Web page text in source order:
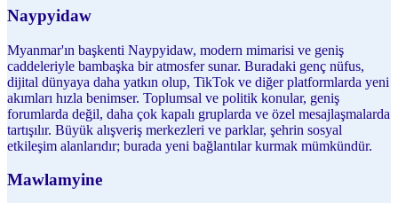
Naypyidaw
Myanmar'ın başkenti Naypyidaw, modern mimarisi ve geniş
caddeleriyle bambaşka bir atmosfer sunar. Buradaki genç nüfus,
dijital dünyaya daha yatkın olup, TikTok ve diğer platformlarda yeni
akımları hızla benimser. Toplumsal ve politik konular, geniş
forumlarda değil, daha çok kapalı gruplarda ve özel mesajlaşmalarda
tartışılır. Büyük alışveriş merkezleri ve parklar, şehrin sosyal
etkileşim alanlarıdır; burada yeni bağlantılar kurmak mümkündür.
Mawlamyine